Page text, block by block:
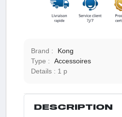
Brand :
Kong
Type :
Accessoires
Details :
1 p
DESCRIPTION